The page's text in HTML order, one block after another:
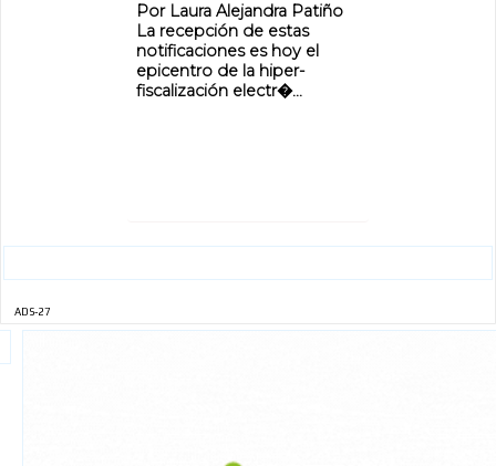
Por Laura Alejandra Patiño
La recepción de estas
notificaciones es hoy el
epicentro de la hiper-
fiscalización electr�...
ADS-27